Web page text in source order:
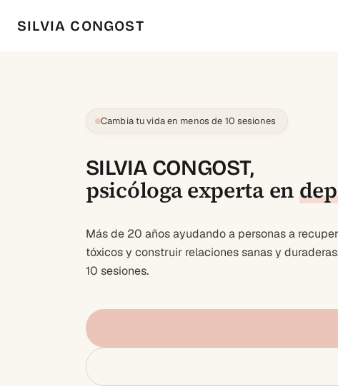
SILVIA CONGOST
Cambia tu vida en menos de 10 sesiones
SILVIA CONGOST,
psicóloga experta en
Más de 20 años ayudando a personas a
tóxicos y construir relaciones sanas y
10 sesiones.